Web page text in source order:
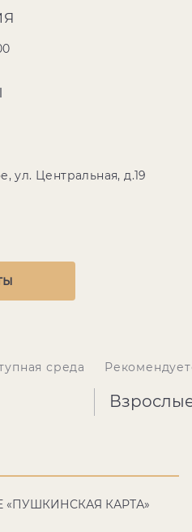
ул. Центральная, д.19
среда
«ПУШКИНСКАЯ КАРТА»